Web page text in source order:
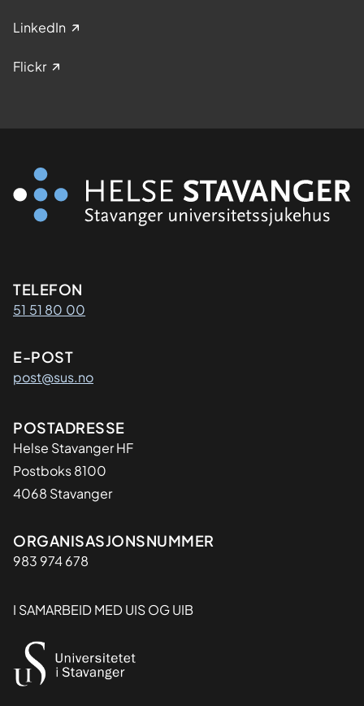
LinkedIn
Flickr
Kontaktinformasjon
TELEFON
51 51 80 00
E-POST
post@sus.no
Adresse
POSTADRESSE
Helse Stavanger HF
Postboks 8100
4068 Stavanger
Organisasjon
ORGANISASJONSNUMMER
983 974 678
I SAMARBEID MED UIS OG UIB